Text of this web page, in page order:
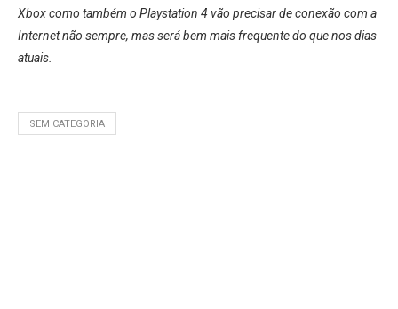
Xbox como também o Playstation 4 vão precisar de conexão com a
Internet não sempre, mas será bem mais frequente do que nos dias
atuais.
SEM CATEGORIA